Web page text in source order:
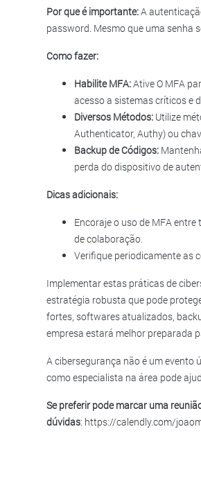
Por que é importante:A
password. Mesmo que uma senha
Como fazer:
Habilite MFA:Ative O MFA
acesso a sistemas críticos e
Diversos Métodos: Utilize
Authenticator, Authy) ou
Backup de Códigos:
perda do dispositivo de
Dicas adicionais:
Encoraje o uso de MFA
de colaboração.
Verifique periodicamente as
Implementar estas práticas de
estratégia robusta que pode
fortes, softwares atualizados,
empresa estará melhor preparada
A cibersegurança não é um evento
como especialista na área pode
Se preferir pode marcar uma
dúvidas: https://calendly.com/